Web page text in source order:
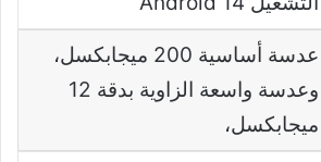
عدسة أساسية 200 ميجابكسل،
وعدسة واسعة الزاوية بدقة 12
ميجابكسل،